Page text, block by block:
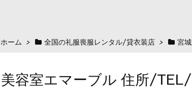
ホーム > 全国の礼服喪服レンタル/貸衣装店 > 宮
美容室エマーブル 住所/